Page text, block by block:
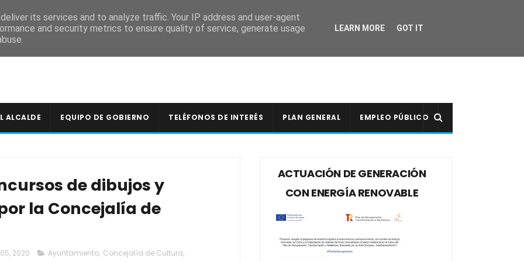
ALCALDE EQUIPO DE GOBIERNO TELÉFONOS DE INTERÉS PLAN GENERAL EMPLEO PÚBLICO
de dibujos y
la Concejalía de
2020 Ayuntamiento, Concejalía de Cultura,
ACTUACIÓN DE GENERACIÓN
CON ENERGÍA RENOVABLE
its services and to analyze traffic. Your IP address and user-agent
and security metrics to ensure quality of service, generate usage
LEARN MORE GOT IT